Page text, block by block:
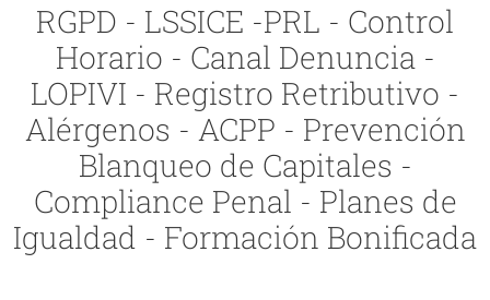
RGPD - LSSICE -PRL - Control
Horario - Canal Denuncia -
LOPIVI - Registro Retributivo -
Alérgenos - ACPP - Prevención
Blanqueo de Capitales -
Compliance Penal - Planes de
Igualdad - Formación Bonificada